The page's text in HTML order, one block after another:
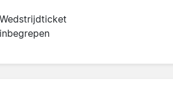
Wedstrijdticket
inbegrepen